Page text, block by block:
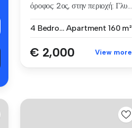
όροφος: 2ος, στην περιοχή: Γλυ...
4 Bedrooms Apartment 160 m²
€ 2,000 View more